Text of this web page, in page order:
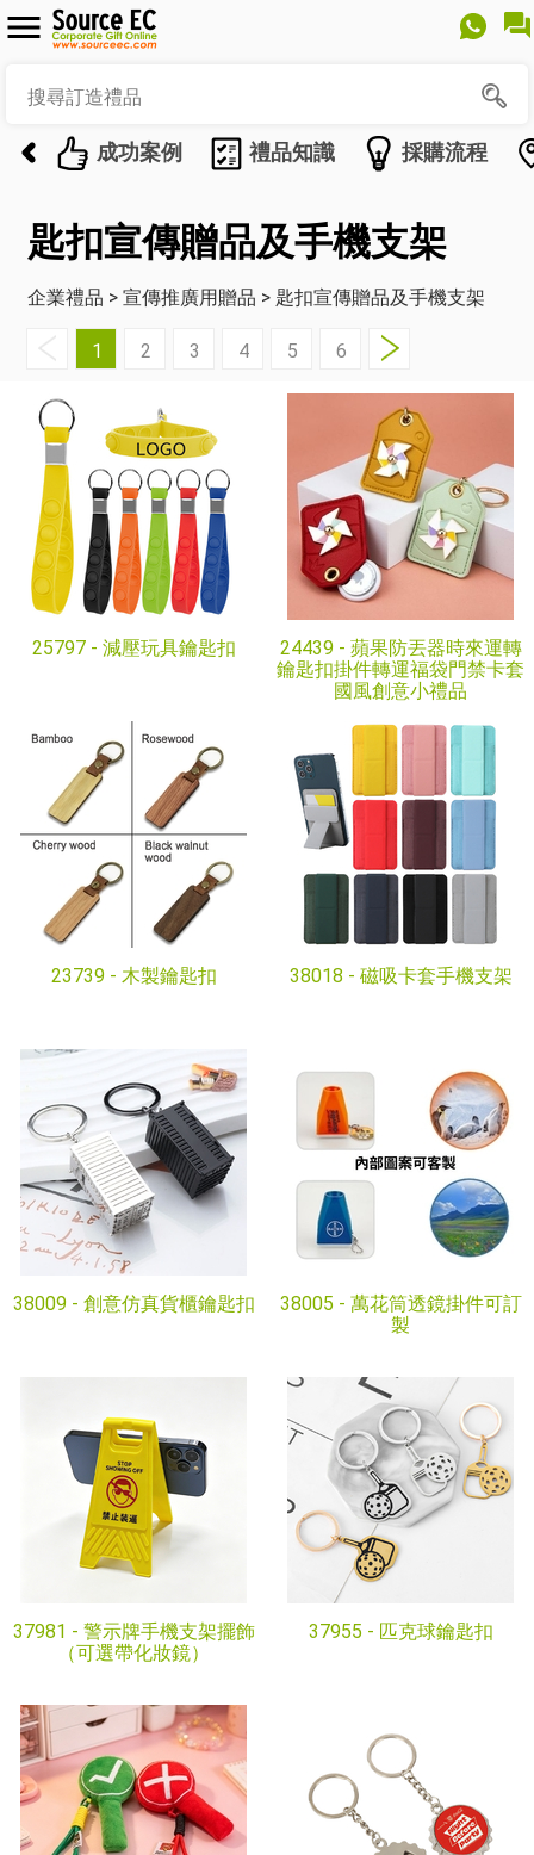
成功案例 禮品知識 採購流程
匙扣宣傳贈品及手機支架
企業禮品 > 宣傳推廣用贈品 > 匙扣宣傳贈品及手機支架
1 2 3 4 5 6
25797 - 減壓玩具鑰匙扣 24439 - 蘋果防丟器時來運轉
鑰匙扣掛件轉運福袋門禁卡套
國風創意小禮品
23739 - 木製鑰匙扣 38018 - 磁吸卡套手機支架
38009 - 創意仿真貨櫃鑰匙扣 38005 - 萬花筒透鏡掛件可訂
製
37981 - 警示牌手機支架擺飾
（可選帶化妝鏡）
37955 - 匹克球鑰匙扣